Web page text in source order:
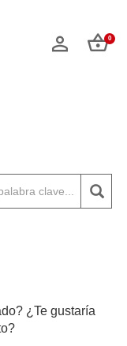
0
¿Te gustaría